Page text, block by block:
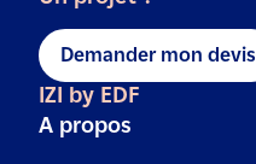
Demander mon devis
IZI by EDF
A propos